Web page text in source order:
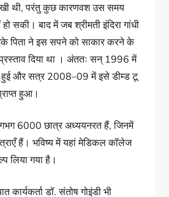
रखी थी, परंतु कुछ कारणवश उस समय
सकी। बाद में जब श्रीमती इंदिरा गांधी
पिता ने इस सपने को साकार करने के
दिया था । अंततः सन् 1996 में
हुई और सत्र 2008–09 में इसे डीम्ड टू
हुआ।
6000 छात्र अध्ययनरत हैं, जिनमें
हैं। भविष्य में यहां मेडिकल कॉलेज
लिया गया है।
कार्यकर्ता डॉ. संतोष गोइंडी भी